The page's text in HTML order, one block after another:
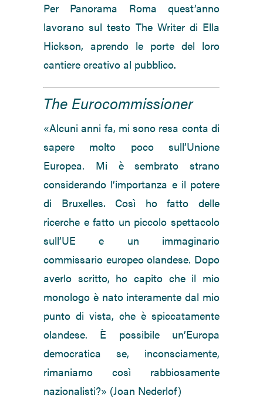
Per Panorama Roma quest’anno
lavorano sul testo The Writer di Ella
Hickson, aprendo le porte del loro
cantiere creativo al pubblico.
The Eurocommissioner
«Alcuni anni fa, mi sono resa conta di
sapere molto poco sull’Unione
Europea. Mi è sembrato strano
considerando l’importanza e il potere
di Bruxelles. Così ho fatto delle
ricerche e fatto un piccolo spettacolo
sull’UE e un immaginario
commissario europeo olandese. Dopo
averlo scritto, ho capito che il mio
monologo è nato interamente dal mio
punto di vista, che è spiccatamente
olandese. È possibile un’Europa
democratica se, inconsciamente,
rimaniamo così rabbiosamente
nazionalisti?» (Joan Nederlof)